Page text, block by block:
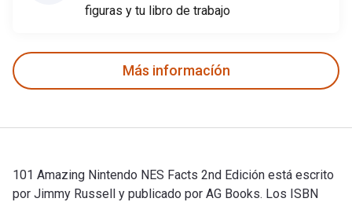
figuras y tu libro de trabajo
Más informacíón
101 Amazing Nintendo NES Facts 2nd Edición está escrito
por Jimmy Russell y publicado por AG Books. Los ISBN